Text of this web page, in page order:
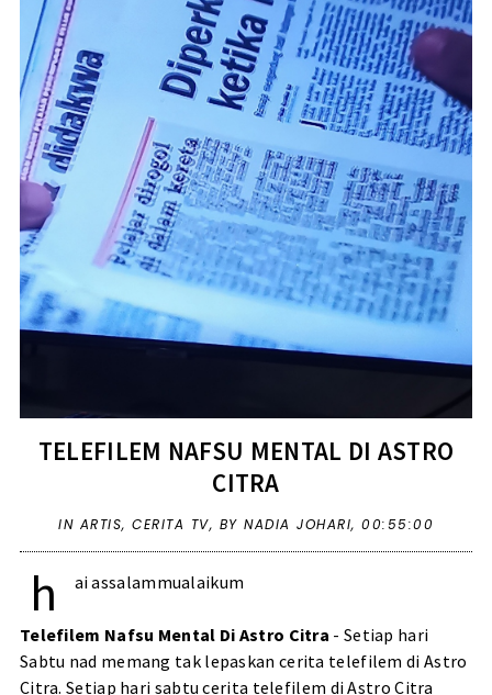
TELEFILEM NAFSU MENTAL DI ASTRO
CITRA
IN ARTIS, CERITA TV, BY NADIA JOHARI, 00:55:00
h ai assalammualaikum
Telefilem Nafsu Mental Di Astro Citra - Setiap hari
Sabtu nad memang tak lepaskan cerita telefilem di Astro
Citra. Setiap hari sabtu cerita telefilem di Astro Citra